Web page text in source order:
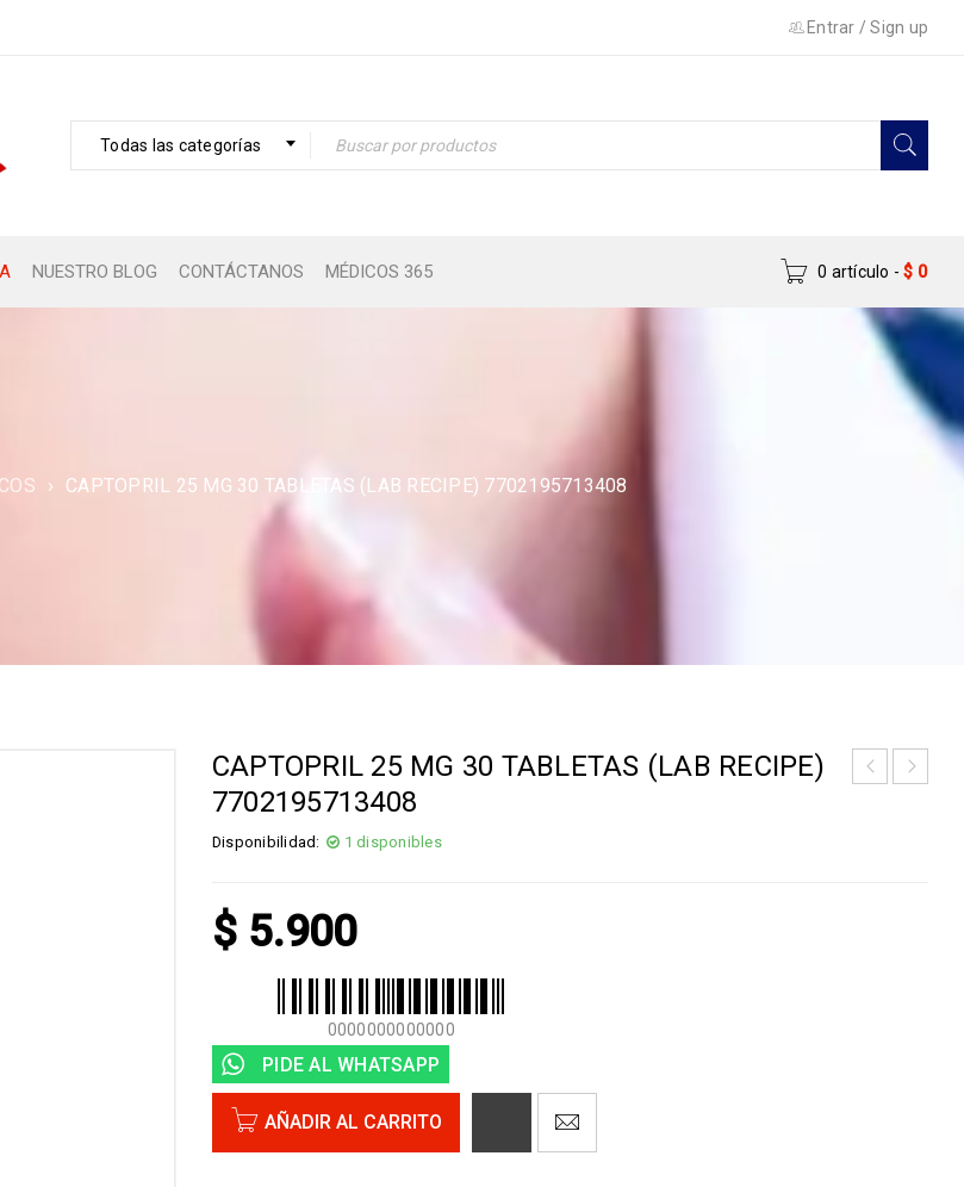
Entrar /Sign up
Todas las categorías
NUESTRO BLOG CONTÁCTANOS MÉDICOS 365 0 artículo - $ 0
› CAPTOPRIL 25 MG 30 TABLETAS (LAB RECIPE) 7702195713408
CAPTOPRIL 25 MG 30 TABLETAS (LAB RECIPE)
7702195713408
Disponibilidad: 1 disponibles
$ 5.900
0000000000000
PIDE AL WHATSAPP
AÑADIR AL CARRITO